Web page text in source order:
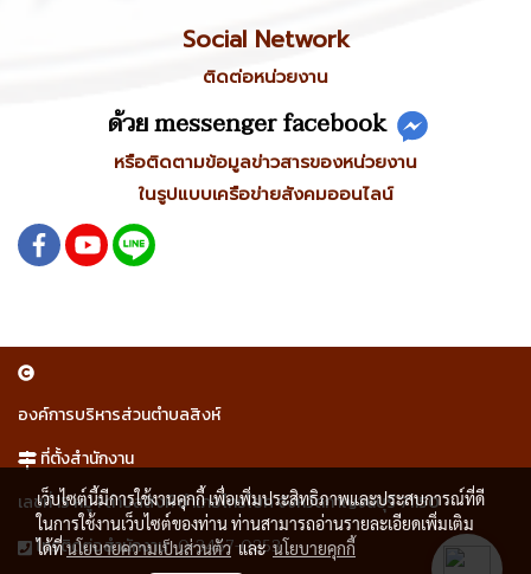
Social Network
ติดต่อหน่วยงาน
ด้วย messenger facebook
หรือติดตามข้อมูลข่าวสารของหน่วยงาน
ในรูปแบบเครือข่ายสังคมออนไลน์
องค์การบริหารส่วนตำบลสิงห์
ที่ตั้งสำนักงาน
เลขที่ 15 หมู่ 1 ตำบลสิงห์ อำเภอไทรโยค จังหวัดกาญจนบุรี 71150
โทรติดต่อสำนักงาน0-3467-0253
เว็บไซต์นี้มีการใช้งานคุกกี้ เพื่อเพิ่มประสิทธิภาพและประสบการณ์ที่ดี
ในการใช้งานเว็บไซต์ของท่าน ท่านสามารถอ่านรายละเอียดเพิ่มเติม
ได้ที่นโยบายความเป็นส่วนตัวและนโยบายคุกกี้